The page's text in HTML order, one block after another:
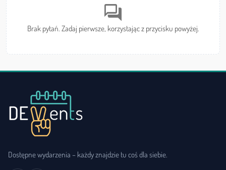
forum
Brak pytań. Zadaj pierwsze, korzystając z przycisku powyżej.
Dostępne wydarzenia – każdy znajdzie tu coś dla siebie.